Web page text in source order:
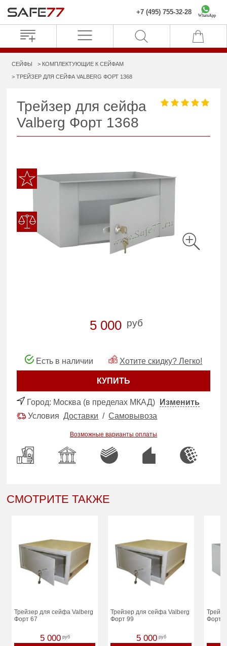
+7 (495) 755-32-28 WhatsApp
СЕЙФЫ КОМПЛЕКТУЮЩИЕ К СЕЙФАМ
ТРЕЙЗЕР ДЛЯ СЕЙФА VALBERG ФОРТ 1368
Трейзер для сейфа
Valberg Форт 1368
5 000 руб
Есть в наличии Хотите скидку? Легко!
КУПИТЬ
Город: Москва (в пределах МКАД)
Изменить
УсловияДоставки /Самовывоза
Возможные варианты оплаты
СМОТРИТЕ ТАКЖЕ
Трейзер для сейфа Valberg
Форт 67
5 000 руб
Трейзер для сейфа Valberg
Форт 99
5 000 руб
Форт